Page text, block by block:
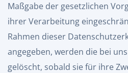
Maßgabe der gesetzlichen
ihrer Verarbeitung
Rahmen dieser
angegeben, werden die bei
gelöscht, sobald sie für ihre